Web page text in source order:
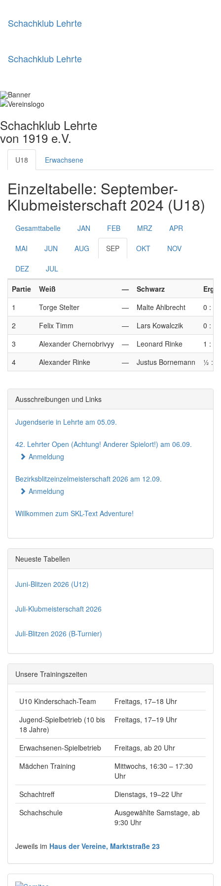
Schachklub Lehrte
Schachklub Lehrte
Schachklub Lehrte
von 1919 e.V.
U18 Erwachsene
Einzeltabelle: September-
Klubmeisterschaft 2024 (U18)
Gesamttabelle JAN FEB MRZ APR
MAI JUN AUG SEP OKT NOV
DEZ JUL
Partie Weiß — Schwarz
1
Torge Stelter — Malte Ahlbrecht
0 : 1
2
Felix Timm — Lars Kowalczik
0 : 1
3
Alexander Chernobrivyy — Leonard Rinke
1 : 0
4
Alexander Rinke — Justus Bornemann ½ : ½
Ausschreibungen und Links
Jugendserie in Lehrte am 05.09.
42. Lehrter Open (Achtung! Anderer Spielort!) am 06.09.
Anmeldung
Bezirksblitzeinzelmeisterschaft 2026 am 12.09.
Anmeldung
Willkommen zum SKL-Text Adventure!
Neueste Tabellen
Juni-Blitzen 2026 (U12)
Juli-Klubmeisterschaft 2026
Juli-Blitzen 2026 (B-Turnier)
Unsere Trainingszeiten
U10 Kinderschach-Team
Freitags, 17–18 Uhr
Jugend-Spielbetrieb (10 bis
18 Jahre)
Freitags, 17–19 Uhr
Erwachsenen-Spielbetrieb
Freitags, ab 20 Uhr
Mädchen Training
Mittwochs, 16:30 – 17:30
Uhr
Schachtreff
Dienstags, 19–22 Uhr
Schachschule
Ausgewählte Samstage, ab
9:30 Uhr
Jeweils im Haus der Vereine, Marktstraße 23